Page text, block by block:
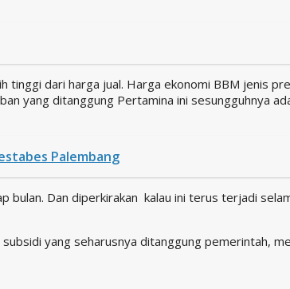
dari harga jual. Harga ekonomi BBM jenis
yang ditanggung Pertamina ini sesungguhnya
Palembang
bulan. Dan diperkirakan kalau ini terus terjadi
yang seharusnya ditanggung pemerintah,